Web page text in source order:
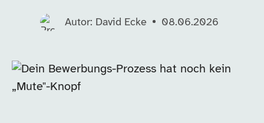
Autor: David Ecke 08.06.2026